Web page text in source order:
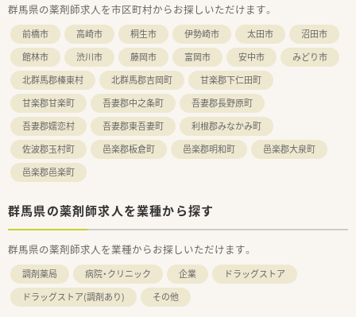
≪おすすめポイント≫
■8時30分～17時30分の間で4時間から相談できます。9時～13
時の勤務も相談ＯＫ
■土日祝日休みも相談可能です。
■院内託児所完備しています。子育てとの両立も叶う職場環境
です。
■大手医療法人ならではの研修体制や、福利厚生が整っていま
す。
群馬県の薬剤師求人を市区町村からお探しいただけます。
前橋市 高崎市 桐生市 伊勢崎市 太田市
沼田市
館林市
渋川市 藤岡市 富岡市 安中市
みどり市
北群馬郡榛東村
北群馬郡吉岡町
甘楽郡下仁田町
甘楽郡甘楽町
吾妻郡中之条町
吾妻郡長野原町
吾妻郡嬬恋村
吾妻郡東吾妻町
利根郡みなかみ町
佐波郡玉村町
邑楽郡板倉町 邑楽郡明和町
邑楽郡大泉町
邑楽郡邑楽町
群馬県の薬剤師求人を業種から探す
群馬県の薬剤師求人を業種からお探しいただけます。
調剤薬局 病院・クリニック 企業
ドラッグストア
ドラッグストア(調剤あり)
その他